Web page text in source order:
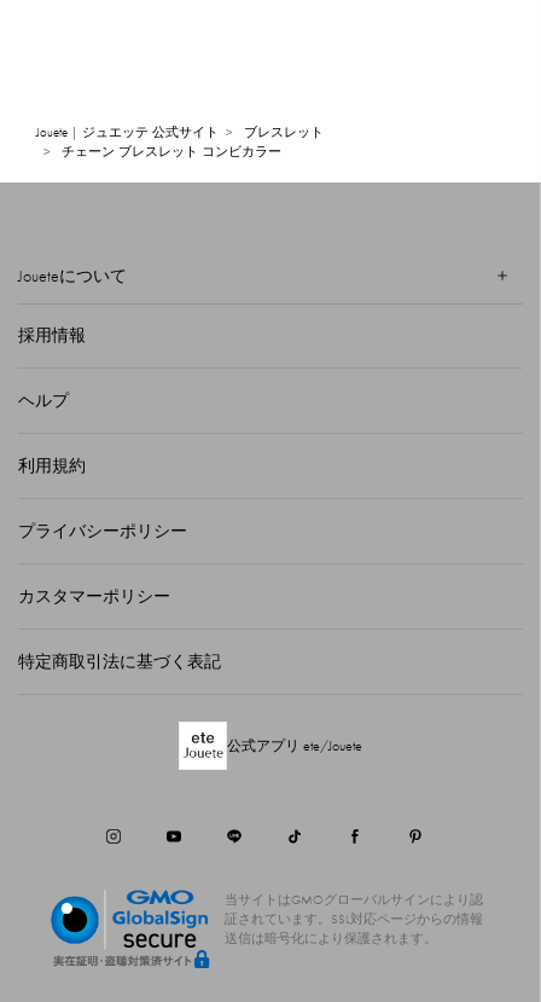
Jouete | ジュエッテ 公式サイト
ブレスレット
チェーン ブレスレット コンビカラー
Joueteについて
採用情報
ヘルプ
利用規約
プライバシーポリシー
カスタマーポリシー
特定商取引法に基づく表記
公式アプリ ete/Jouete
当サイトはGMOグローバルサインにより認
証されています。
SSL対応ページからの情報
送信は暗号化により保護されます。